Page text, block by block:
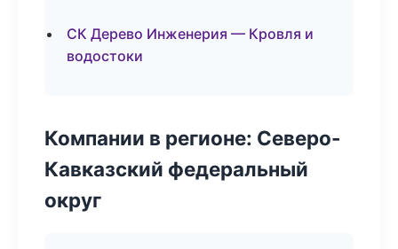
СК Дерево Инженерия — Кровля и
водостоки
Компании в регионе: Северо-
Кавказский федеральный
округ